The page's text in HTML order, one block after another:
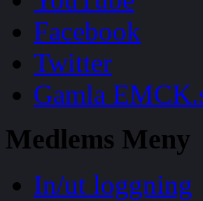
Facebook
Twitter
Gamla
Medlems Meny
In/ut loggning